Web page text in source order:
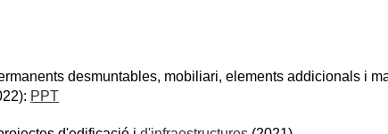
desmuntables, mobiliari, elements addicionals i
PPT